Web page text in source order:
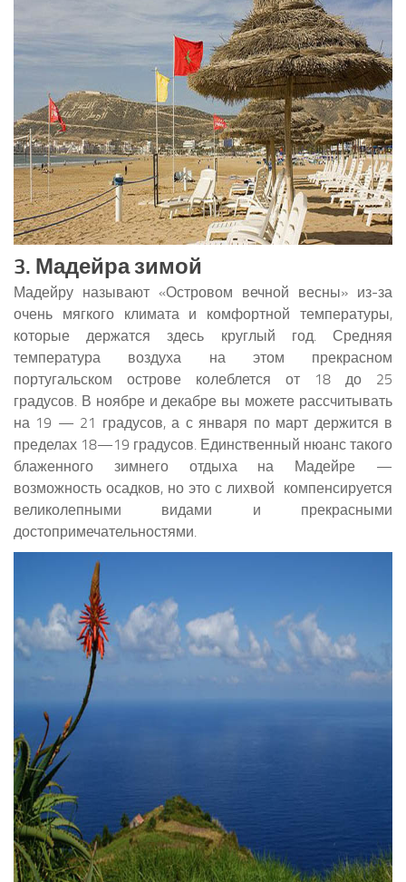
3. Мадейра зимой
Мадейру называют «Островом вечной весны» из-за
очень мягкого климата и комфортной температуры,
которые держатся здесь круглый год. Средняя
температура воздуха на этом прекрасном
португальском острове колеблется от 18 до 25
градусов. В ноябре и декабре вы можете рассчитывать
на 19 — 21 градусов, а с января по март держится в
пределах 18—19 градусов. Единственный нюанс такого
блаженного зимнего отдыха на Мадейре —
возможность осадков, но это с лихвой компенсируется
великолепными видами и прекрасными
достопримечательностями.